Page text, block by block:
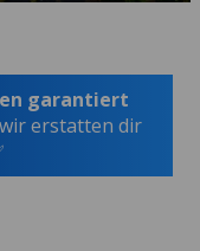
garantiert
erstatten dir